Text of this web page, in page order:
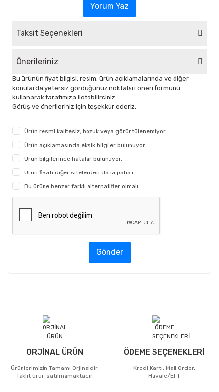
Yorum Yaz
Taksit Seçenekleri
Önerileriniz
Bu ürünün fiyat bilgisi, resim, ürün açıklamalarında ve diğer
konularda yetersiz gördüğünüz noktaları öneri formunu
kullanarak tarafımıza iletebilirsiniz.
Görüş ve önerileriniz için teşekkür ederiz.
Ürün resmi kalitesiz, bozuk veya görüntülenemiyor.
Ürün açıklamasında eksik bilgiler bulunuyor.
Ürün bilgilerinde hatalar bulunuyor.
Ürün fiyatı diğer sitelerden daha pahalı.
Bu ürüne benzer farklı alternatifler olmalı.
Gönder
ORJİNAL ÜRÜN
Ürünlerimizin Tamamı Orjinaldir.
Taklit ürün satılmamaktadır.
ÖDEME SEÇENEKLERİ
Kredi Kartı, Mail Order,
Havale/EFT